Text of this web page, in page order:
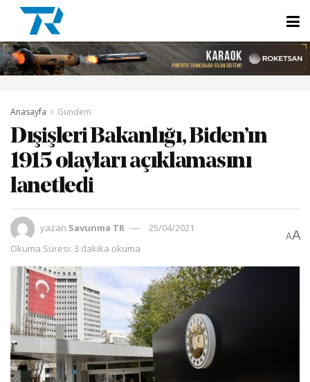
Anasayfa Gündem
Dışişleri Bakanlığı, Biden’ın
1915 olayları açıklamasını
lanetledi
yazan Savunma TR
25/04/2021
Okuma Süresi: 3 dakika okuma
AA